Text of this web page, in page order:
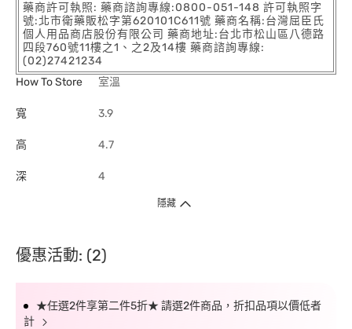
藥商許可執照: 藥商諮詢專線:0800-051-148 許可執照字
號:北市衛藥販松字第620101C611號 藥商名稱:台灣屈臣氏
個人用品商店股份有限公司 藥商地址:台北市松山區八德路
四段760號11樓之1、之2及14樓 藥商諮詢專線:
(02)27421234
How To Store
室溫
寬 3.9
高 4.7
深 4
隱藏
優惠活動: (2)
★任選2件享第二件5折★ 請選2件商品，折扣品項以價低者
計